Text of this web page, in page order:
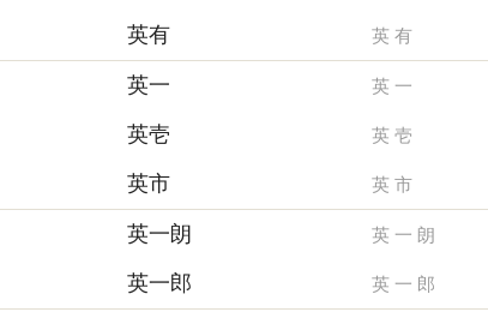
英有 英 有
英一 英 一
英壱 英 壱
英市 英 市
英一朗 英 一 朗
英一郎 英 一 郎